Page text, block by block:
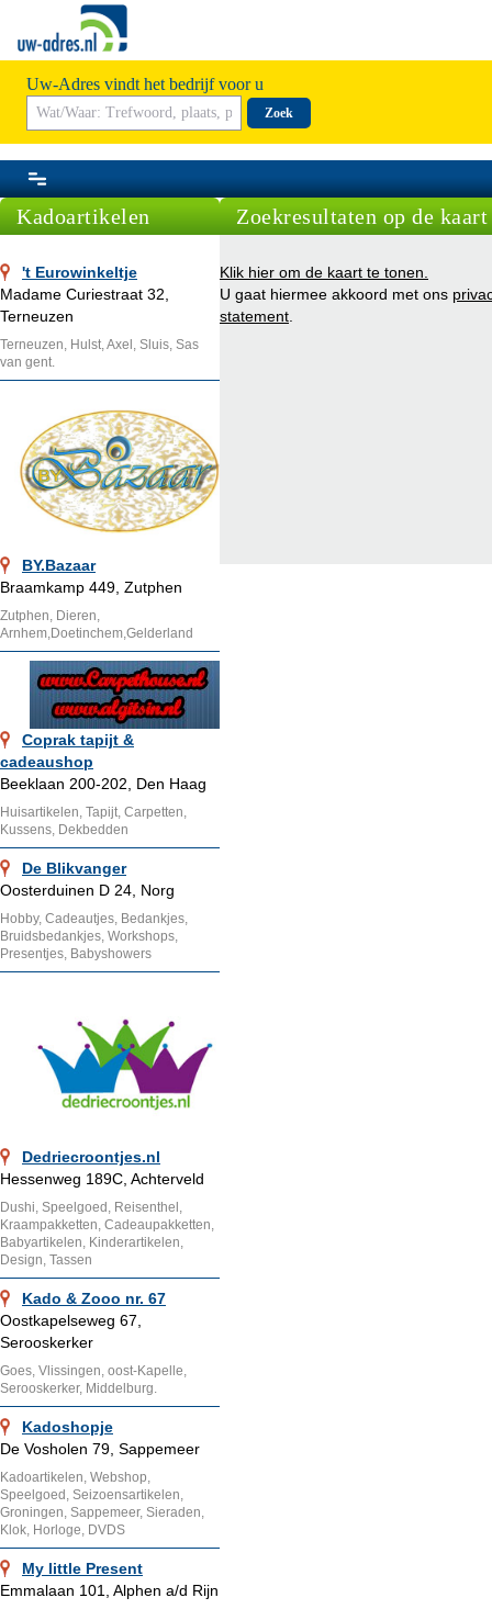
Uw-Adres vindt het bedrijf voor u
Zoek
Kadoartikelen
't Eurowinkeltje
Madame Curiestraat 32,
Terneuzen
Terneuzen, Hulst, Axel, Sluis, Sas
van gent.
BY.Bazaar
Braamkamp 449, Zutphen
Zutphen, Dieren,
Arnhem,Doetinchem,Gelderland
Coprak tapijt &
cadeaushop
Beeklaan 200-202, Den Haag
Huisartikelen, Tapijt, Carpetten,
Kussens, Dekbedden
De Blikvanger
Oosterduinen D 24, Norg
Hobby, Cadeautjes, Bedankjes,
Bruidsbedankjes, Workshops,
Presentjes, Babyshowers
Dedriecroontjes.nl
Hessenweg 189C, Achterveld
Dushi, Speelgoed, Reisenthel,
Kraampakketten, Cadeaupakketten,
Babyartikelen, Kinderartikelen,
Design, Tassen
Kado & Zooo nr. 67
Oostkapelseweg 67,
Serooskerker
Goes, Vlissingen, oost-Kapelle,
Serooskerker, Middelburg.
Kadoshopje
De Vosholen 79, Sappemeer
Kadoartikelen, Webshop,
Speelgoed, Seizoensartikelen,
Groningen, Sappemeer, Sieraden,
Klok, Horloge, DVDS
My little Present
Emmalaan 101, Alphen a/d Rijn
Zoekresultaten op de kaart
Klik hier om de kaart te tonen.
U gaat hiermee akkoord met ons
statement